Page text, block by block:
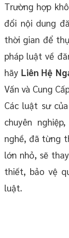
Trường hợp
đổi nội dung
thời gian để
pháp luật về
hãy Liên Hệ
Vấn và Cung
Các luật sư
chuyên
nghề, đã từng
lớn nhỏ, sẽ
thiết, bảo vệ
luật.